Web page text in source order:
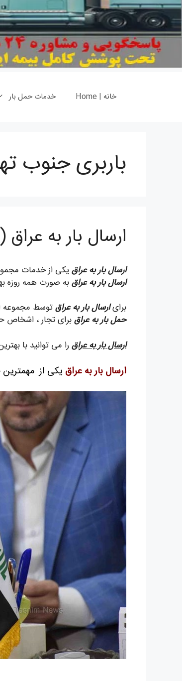
خانه | Home خدمات حمل بار
باربری جنوب
ارسال بار به
ارسال بار به عراقیکی از خدمات
ارسال بار به عراقبه صورت همه روزه
برایارسال بار به عراقتوسط مجموعه
حمل بار به عراقبرای تجار ، اشخاص
ارسال بار به عراق را می توانید با
ارسال بار به عراق یکی از